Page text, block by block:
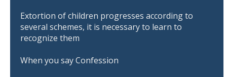
Extortion of children progresses according to
several schemes, it is necessary to learn to
recognize them
When you say Confession